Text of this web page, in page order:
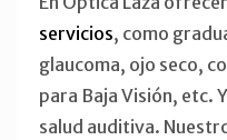
servicios, como
glaucoma, ojo seco,
para Baja Visión, etc.
salud auditiva.